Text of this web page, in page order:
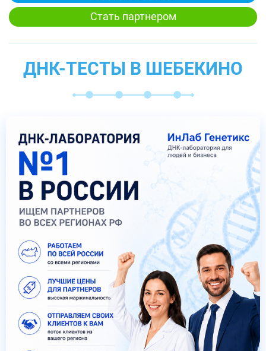
Стать партнером
ДНК-ТЕСТЫ В ШЕБЕКИНО